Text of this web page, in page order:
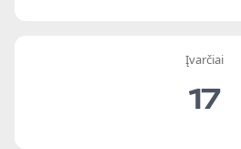
Įvarčiai
17